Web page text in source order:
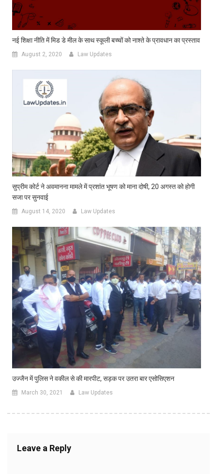
नई शिक्षा नीति में मिड डे मील के साथ स्कूली बच्चों को नाश्ते के प्रावधान का प्रस्ताव
August 2, 2020 Law Updates
सुप्रीम कोर्ट ने अवमानना मामले में प्रशांत भूषण को माना दोषी, 20 अगस्त को होगी
सजा पर सुनवाई
August 14, 2020 Law Updates
उज्जैन में पुलिस ने वकील से की मारपीट, सड़क पर उतरा बार एसोसिएशन
March 30, 2021 Law Updates
Leave a Reply